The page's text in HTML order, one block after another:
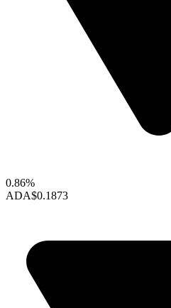
0.86%
ADA$0.1873